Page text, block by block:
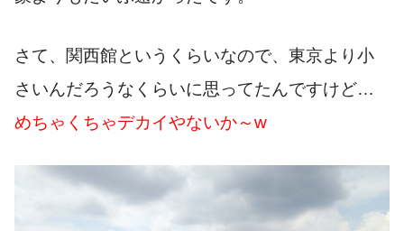
さて、関西館というくらいなので、東京より小
さいんだろうなくらいに思ってたんですけど…
めちゃくちゃデカイやないか～w